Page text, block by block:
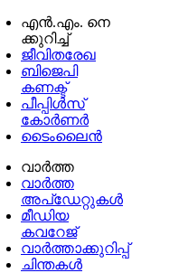
എൻ.എം. നെ
ക്കുറിച്ച്
ജീവിതരേഖ
ബിജെപി
കണക്ട്
പീപ്പിൾസ്
കോർണർ
ടൈംലൈൻ
വാർത്ത
വാർത്ത
അപ്ഡേറ്റുകൾ
മീഡിയ
കവറേജ്
വാർത്താക്കുറിപ്പ്
ചിന്തകൾ